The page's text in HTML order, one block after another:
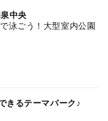
中央
泳ごう！大型室内公園
きるテーマパーク♪